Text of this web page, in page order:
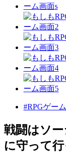
#RPGゲーム
戦闘はソ
に守って行